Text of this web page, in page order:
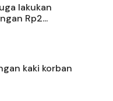
lakukan
Rp2...
kaki korban